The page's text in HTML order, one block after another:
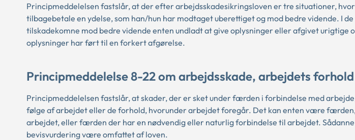
Principmeddelelsen fastslår, at der efter arbejdsskadesikringsloven er tre situationer,
tilbagebetale en ydelse, som han/hun har modtaget uberettiget og mod bedre vidende. I
tilskadekomne mod bedre vidende enten undladt at give oplysninger eller afgivet urigtige
oplysninger har ført til en forkert afgørelse.
Principmeddelelse 8-22 om arbejdsskade, arbejdets
Principmeddelelsen fastslår, at skader, der er sket under færden i forbindelse med
følge af arbejdet eller de forhold, hvorunder arbejdet foregår. Det kan enten være
arbejdet, eller færden der har en nødvendig eller naturlig forbindelse til arbejdet.
bevisvurdering være omfattet af loven.